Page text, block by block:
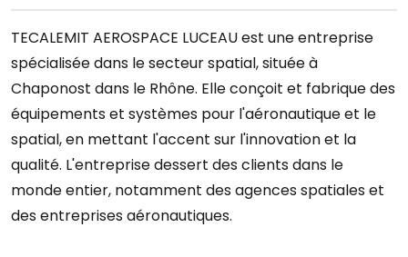
TECALEMIT AEROSPACE LUCEAU est une entreprise
spécialisée dans le secteur spatial, située à
Chaponost dans le Rhône. Elle conçoit et fabrique des
équipements et systèmes pour l'aéronautique et le
spatial, en mettant l'accent sur l'innovation et la
qualité. L'entreprise dessert des clients dans le
monde entier, notamment des agences spatiales et
des entreprises aéronautiques.